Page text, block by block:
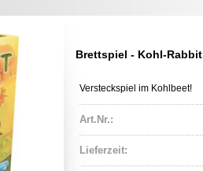
Brettspiel - Kohl-Rabbit
Versteckspiel im Kohlbeet!
Art.Nr.:
Lieferzeit: